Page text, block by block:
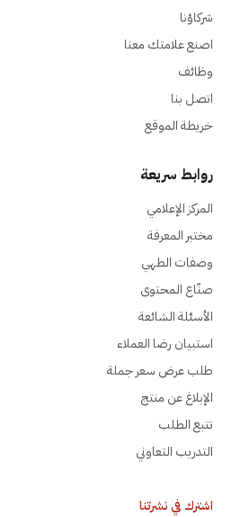
شركاؤنا
اصنع علامتك معنا
وظائف
اتصل بنا
خريطة الموقع
روابط سريعة
المركز الإعلامي
مختبر المعرفة
وصفات الطهي
صنّاع المحتوى
الأسئلة الشائعة
استبيان رضا العملاء
طلب عرض سعر جملة
الإبلاغ عن منتج
تتبع الطلب
التدريب التعاوني
اشترك في نشرتنا